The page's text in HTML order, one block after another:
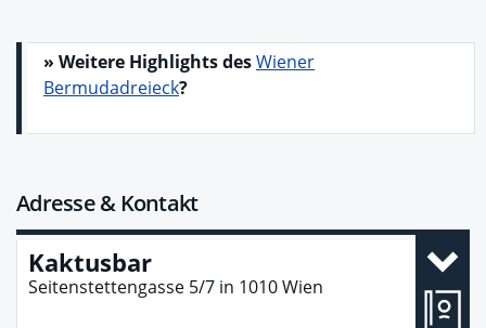
» Weitere Highlights desWiener
Bermudadreieck?
Adresse & Kontakt
Kaktusbar
Seitenstettengasse 5/7 in 1010Wien